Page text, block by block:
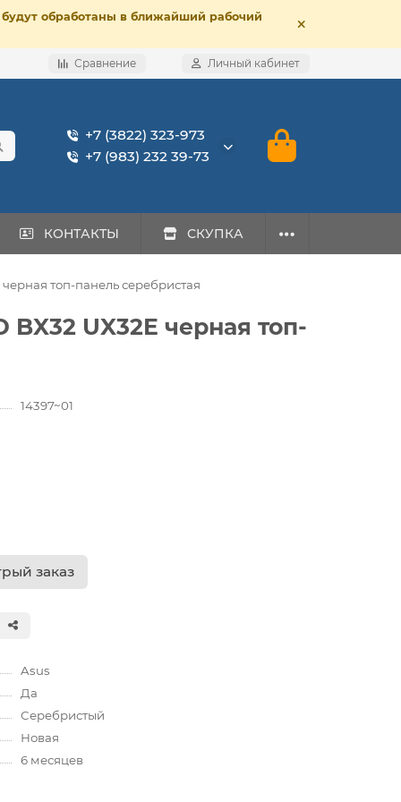
обработаны в ближайший рабочий
Сравнение Личный кабинет
+7 (3822) 323-973
+7 (983) 232 39-73
КОНТАКТЫ СКУПКА
топ-панель серебристая
BX32 UX32E черная топ-
14397~01
заказ
Asus
Да
Серебристый
Новая
6 месяцев